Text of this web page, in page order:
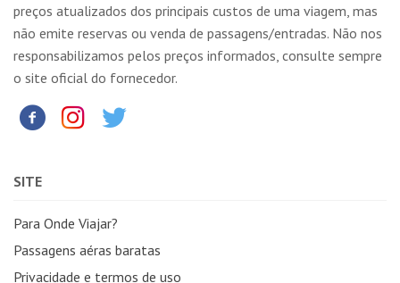
preços atualizados dos principais custos de uma viagem, mas
não emite reservas ou venda de passagens/entradas. Não nos
responsabilizamos pelos preços informados, consulte sempre
o site oficial do fornecedor.
SITE
Para Onde Viajar?
Passagens aéras baratas
Privacidade e termos de uso